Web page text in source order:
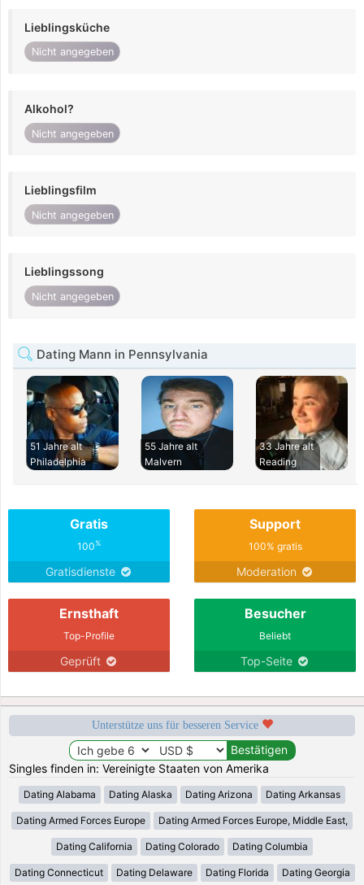
Lieblingsküche
Nicht angegeben
Alkohol?
Nicht angegeben
Lieblingsfilm
Nicht angegeben
Lieblingssong
Nicht angegeben
Dating Mann in Pennsylvania
51 Jahre alt
Philadelphia
55 Jahre alt
Malvern
33 Jahre alt
Reading
Gratis
100%
Gratisdienste
Support
100% gratis
Moderation
Ernsthaft
Top-Profile
Geprüft
Besucher
Beliebt
Top-Seite
Unterstütze uns für besseren Service
Singles finden in: Vereinigte Staaten von Amerika
Dating Alabama Dating Alaska Dating Arizona Dating Arkansas
Dating Armed Forces Europe Dating Armed Forces Europe, Middle East,
Dating California Dating Colorado Dating Columbia
Dating Connecticut Dating Delaware Dating Florida Dating Georgia